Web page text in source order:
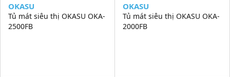
OKASU
Tủ mát siêu thị OKASU OKA-
2500FB
OKASU
Tủ mát siêu thị OKASU OKA-
2000FB